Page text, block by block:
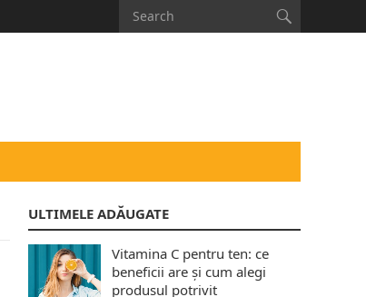
ULTIMELE ADĂUGATE
Vitamina C pentru ten: ce
beneficii are și cum alegi
produsul potrivit